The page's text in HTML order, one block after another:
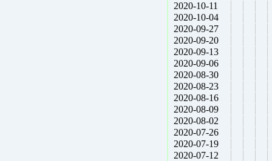
2020-10-11
2020-10-04
2020-09-27
2020-09-20
2020-09-13
2020-09-06
2020-08-30
2020-08-23
2020-08-16
2020-08-09
2020-08-02
2020-07-26
2020-07-19
2020-07-12